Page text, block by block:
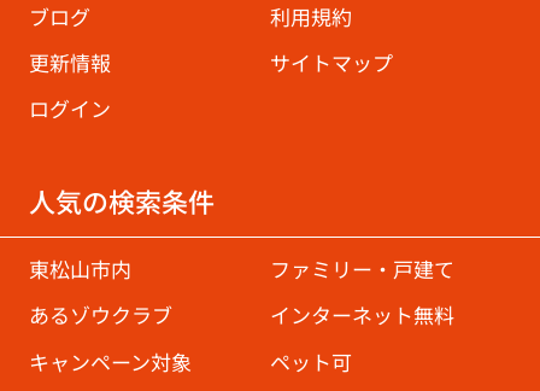
ブログ
利用規約
更新情報
サイトマップ
ログイン
人気の検索条件
東松山市内
ファミリー・戸建て
あるゾウクラブ
インターネット無料
キャンペーン対象
ペット可